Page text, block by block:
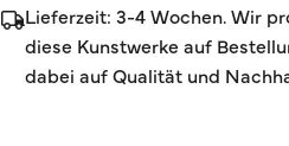
Lieferzeit: 3-4 Wochen. Wir
diese Kunstwerke auf
dabei auf Qualität und